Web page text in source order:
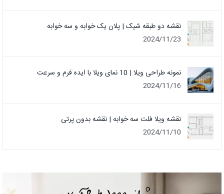
نقشه دو طبقه شیک | پلان یک خوابه و سه خوابه
2024/11/23
نمونه طراحی ویلا | 10 نمای ویلا با ایده فرم و سرعت
2024/11/16
نقشه ویلا فلت سه خوابه | نقشه بدون پرتی
2024/11/10